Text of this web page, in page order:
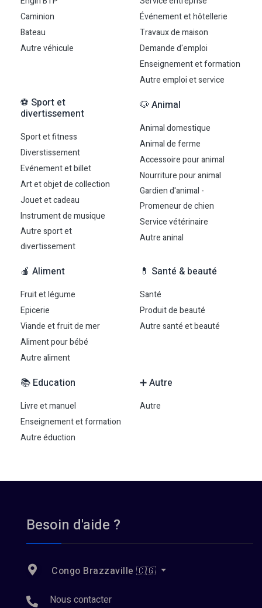
Caminion
Bateau
Autre véhicule
Événement et hôtellerie
Travaux de maison
Demande d'emploi
Enseignement et formation
Autre emploi et service
⚽ Sport et
divertissement
Sport et fitness
Diverstissement
Evénement et billet
Art et objet de collection
Jouet et cadeau
Instrument de musique
Autre sport et
divertissement
🐶 Animal
Animal domestique
Animal de ferme
Accessoire pour animal
Nourriture pour animal
Gardien d'animal -
Promeneur de chien
Service vétérinaire
Autre aninal
🍎 Aliment
Fruit et légume
Epicerie
Viande et fruit de mer
Aliment pour bébé
Autre aliment
💊 Santé & beauté
Santé
Produit de beauté
Autre santé et beauté
📚 Education
Livre et manuel
Enseignement et formation
Autre éduction
➕ Autre
Autre
Besoin d'aide ?
Congo Brazzaville 🇨🇬
Nous contacter